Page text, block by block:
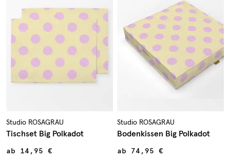
Studio ROSAGRAU
Tischset Big Polkadot
ab 14,95 €
Studio ROSAGRAU
Bodenkissen Big Polkadot
ab 74,95 €